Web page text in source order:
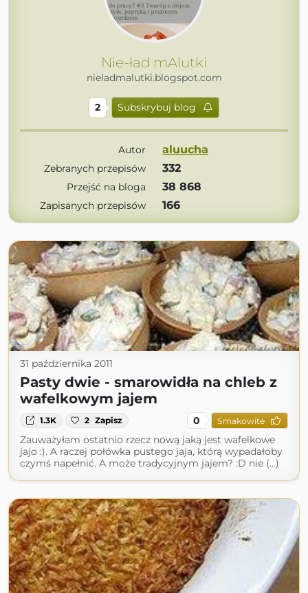
Nie-ład mAlutki
nieladmalutki.blogspot.com
2 Subskrybuj blog
Autor aluucha
Zebranych przepisów 332
Przejść na bloga 38 868
Zapisanych przepisów 166
31 października 2011
Pasty dwie - smarowidła na chleb z
wafelkowym jajem
1.3K 2 Zapisz 0 Smakowite
Zauważyłam ostatnio rzecz nową jaką jest wafelkowe
jajo :). A raczej połówka pustego jaja, którą wypadałoby
czymś napełnić. A może tradycyjnym jajem? :D nie (...)